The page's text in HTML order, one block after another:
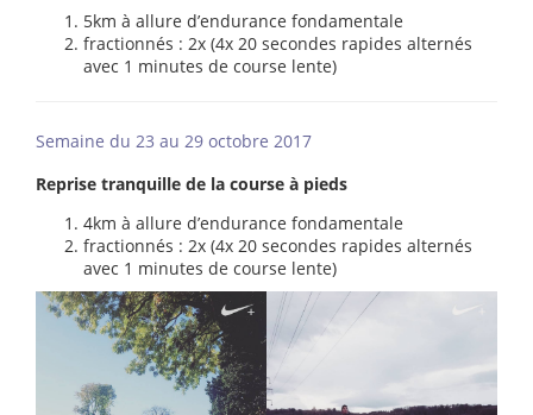
5km à allure d’endurance fondamentale
fractionnés : 2x (4x 20 secondes rapides alternés
avec 1 minutes de course lente)
Semaine du 23 au 29 octobre 2017
Reprise tranquille de la course à pieds
4km à allure d’endurance fondamentale
fractionnés : 2x (4x 20 secondes rapides alternés
avec 1 minutes de course lente)